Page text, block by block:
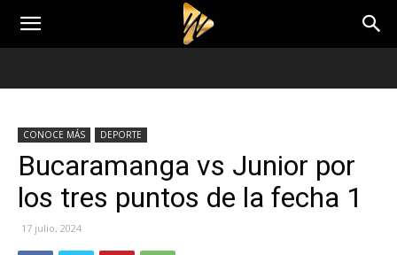
CONOCE MÁS DEPORTE
Bucaramanga vs Junior por
los tres puntos de la fecha 1
17 julio, 2024